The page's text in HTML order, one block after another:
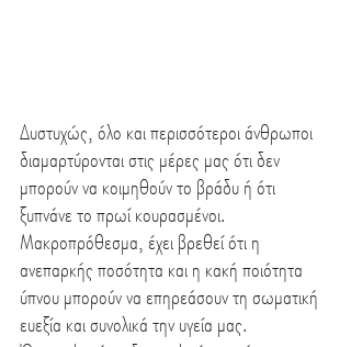
Δυστυχώς, όλο και περισσότεροι άνθρωποι
διαμαρτύρονται στις μέρες μας ότι δεν
μπορούν να κοιμηθούν το βράδυ ή ότι
ξυπνάνε το πρωί κουρασμένοι.
Μακροπρόθεσμα, έχει βρεθεί ότι η
ανεπαρκής ποσότητα και η κακή ποιότητα
ύπνου μπορούν να επηρεάσουν τη σωματική
ευεξία και συνολικά την υγεία μας.